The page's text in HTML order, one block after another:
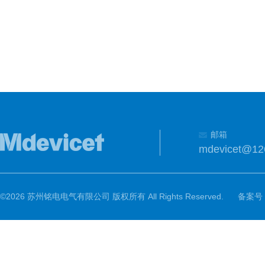
邮箱
©2026 苏州铭电电气有限公司 版权所有 All Rights Reserved. 备案号